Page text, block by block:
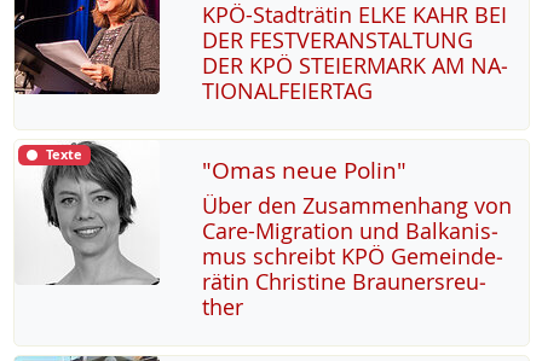
KPÖ-Stadträ­tin EL­KE KAHR BEI
DER FEST­VER­AN­STAL­TUNG
DER KPÖ STEI­ER­MARK AM NA­
TIO­NAL­FEI­ER­TAG
Texte "Omas neue Polin"
Über den Zu­sam­men­hang von
Ca­re-Mi­g­ra­ti­on und Bal­ka­nis­
mus sch­reibt KPÖ Ge­mein­de­
rä­tin Chris­ti­ne Brau­n­ers­reu­
ther